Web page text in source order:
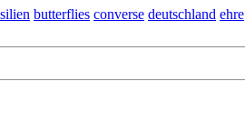
butterflies converse deutschland ehre